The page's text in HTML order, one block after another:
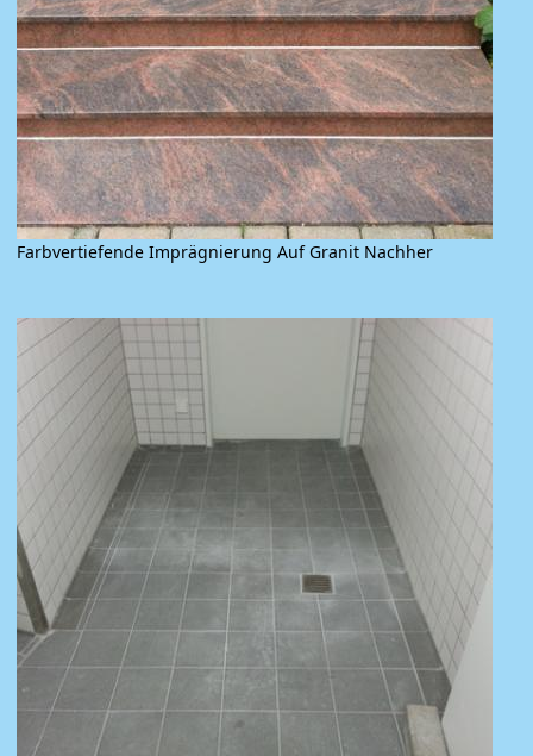
Farbvertiefende Imprägnierung Auf Granit Nachher